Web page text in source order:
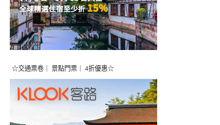
☆交通票卷｜ 景點門票｜ 4折優惠☆